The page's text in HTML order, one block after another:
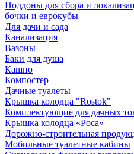
Поддоны для сбора и
бочки и еврокубы
Для дачи и сада
Канализация
Вазоны
Баки для душа
Кашпо
Компостер
Дачные туалеты
Крышка колодца "Rostok"
Комплектующие для дачных
Крышка колодца «Роса»
Дорожно-строительная
Мобильные туалетные кабины